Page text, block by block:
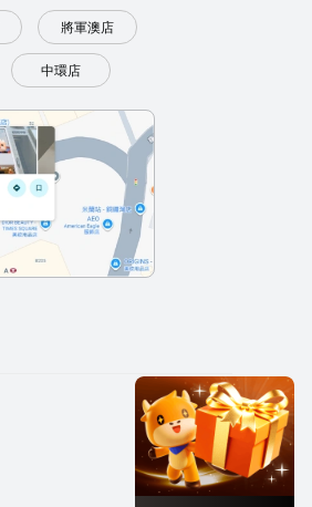
將軍澳店
中環店